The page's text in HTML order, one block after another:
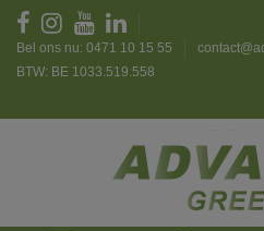
Bel ons nu: 0471 10 15 55
BTW: BE 1033.519.558